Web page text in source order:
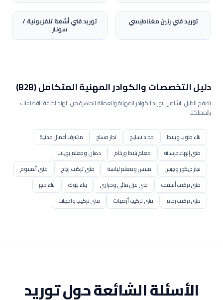
توريدفني رنين مغناطيسي توريدفني أشعة تلفزيونية /
سونار
دليل التخصصات والكوادر المهنية المتكامل (B2B)
تصفح الدليل الشامل لتوريد الكوادر المهنية والعمالة الماهرة من الهند لكافة القطاعات
بالمملكة.
بناء طوب وبلاط حداد تسليح نجار مسلح
مشرف أعمال مدنية
فني إنهاء خرسانة
معلم بلاط ورخام
دهان ومعلم بويات
نجار ديكور وجبس
مليس ومعلم لياسة فني تركيب زجاج
فني ألمنيوم
فني تركيب أسقف
فني عزل مائي وحراري بناء بلوك
بناء حجر
فني تركيب رخام
فني تركيب أرضيات
فني تركيب واجهات
فني شبكات ري
عامل عادي مساعد إنشائي
فني عزل مباني
مساعد مساح مساح أراضي
مراقب موقع مدني
الأسئلة الشائعة حول توريد